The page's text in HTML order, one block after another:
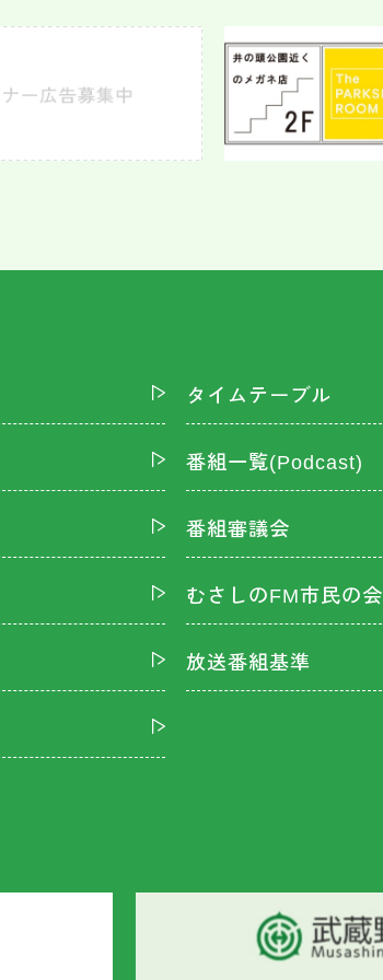
タイムテーブル
番組一覧(Podcast)
番組審議会
むさしのFM市民の会
放送番組基準